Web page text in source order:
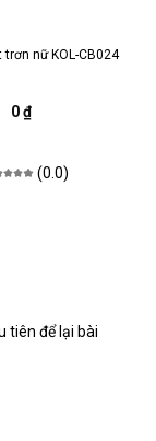
nữ KOL-CB024
0 ₫
(0.0)
tiên để lại bài